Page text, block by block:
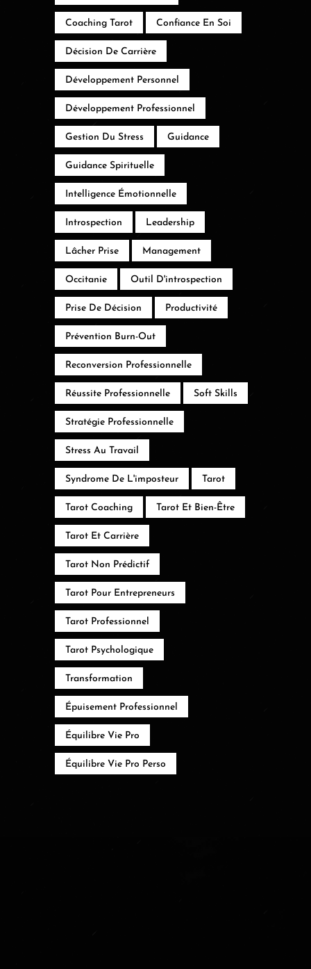
Coaching Tarot Confiance En Soi
Décision De Carrière
Développement Personnel
Développement Professionnel
Gestion Du Stress Guidance
Guidance Spirituelle
Intelligence Émotionnelle
Introspection Leadership
Lâcher Prise Management
Occitanie Outil D'introspection
Prise De Décision Productivité
Prévention Burn-Out
Reconversion Professionnelle
Réussite Professionnelle Soft Skills
Stratégie Professionnelle
Stress Au Travail
Syndrome De L'imposteur Tarot
Tarot Coaching Tarot Et Bien-Être
Tarot Et Carrière
Tarot Non Prédictif
Tarot Pour Entrepreneurs
Tarot Professionnel
Tarot Psychologique
Transformation
Épuisement Professionnel
Équilibre Vie Pro
Équilibre Vie Pro Perso